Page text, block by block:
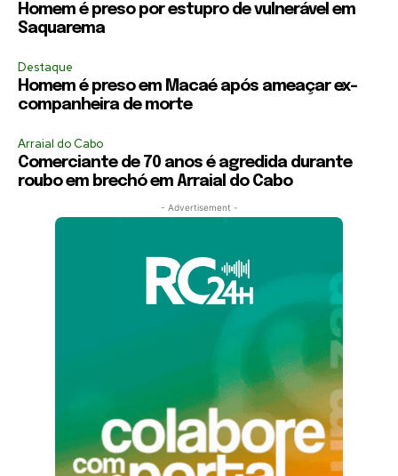
Homem é preso por estupro de vulnerável em
Saquarema
Destaque
Homem é preso em Macaé após ameaçar ex-
companheira de morte
Arraial do Cabo
Comerciante de 70 anos é agredida durante
roubo em brechó em Arraial do Cabo
- Advertisement -